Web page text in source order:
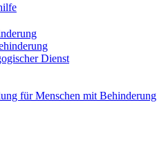
Dienst
für Menschen mit Behinderung